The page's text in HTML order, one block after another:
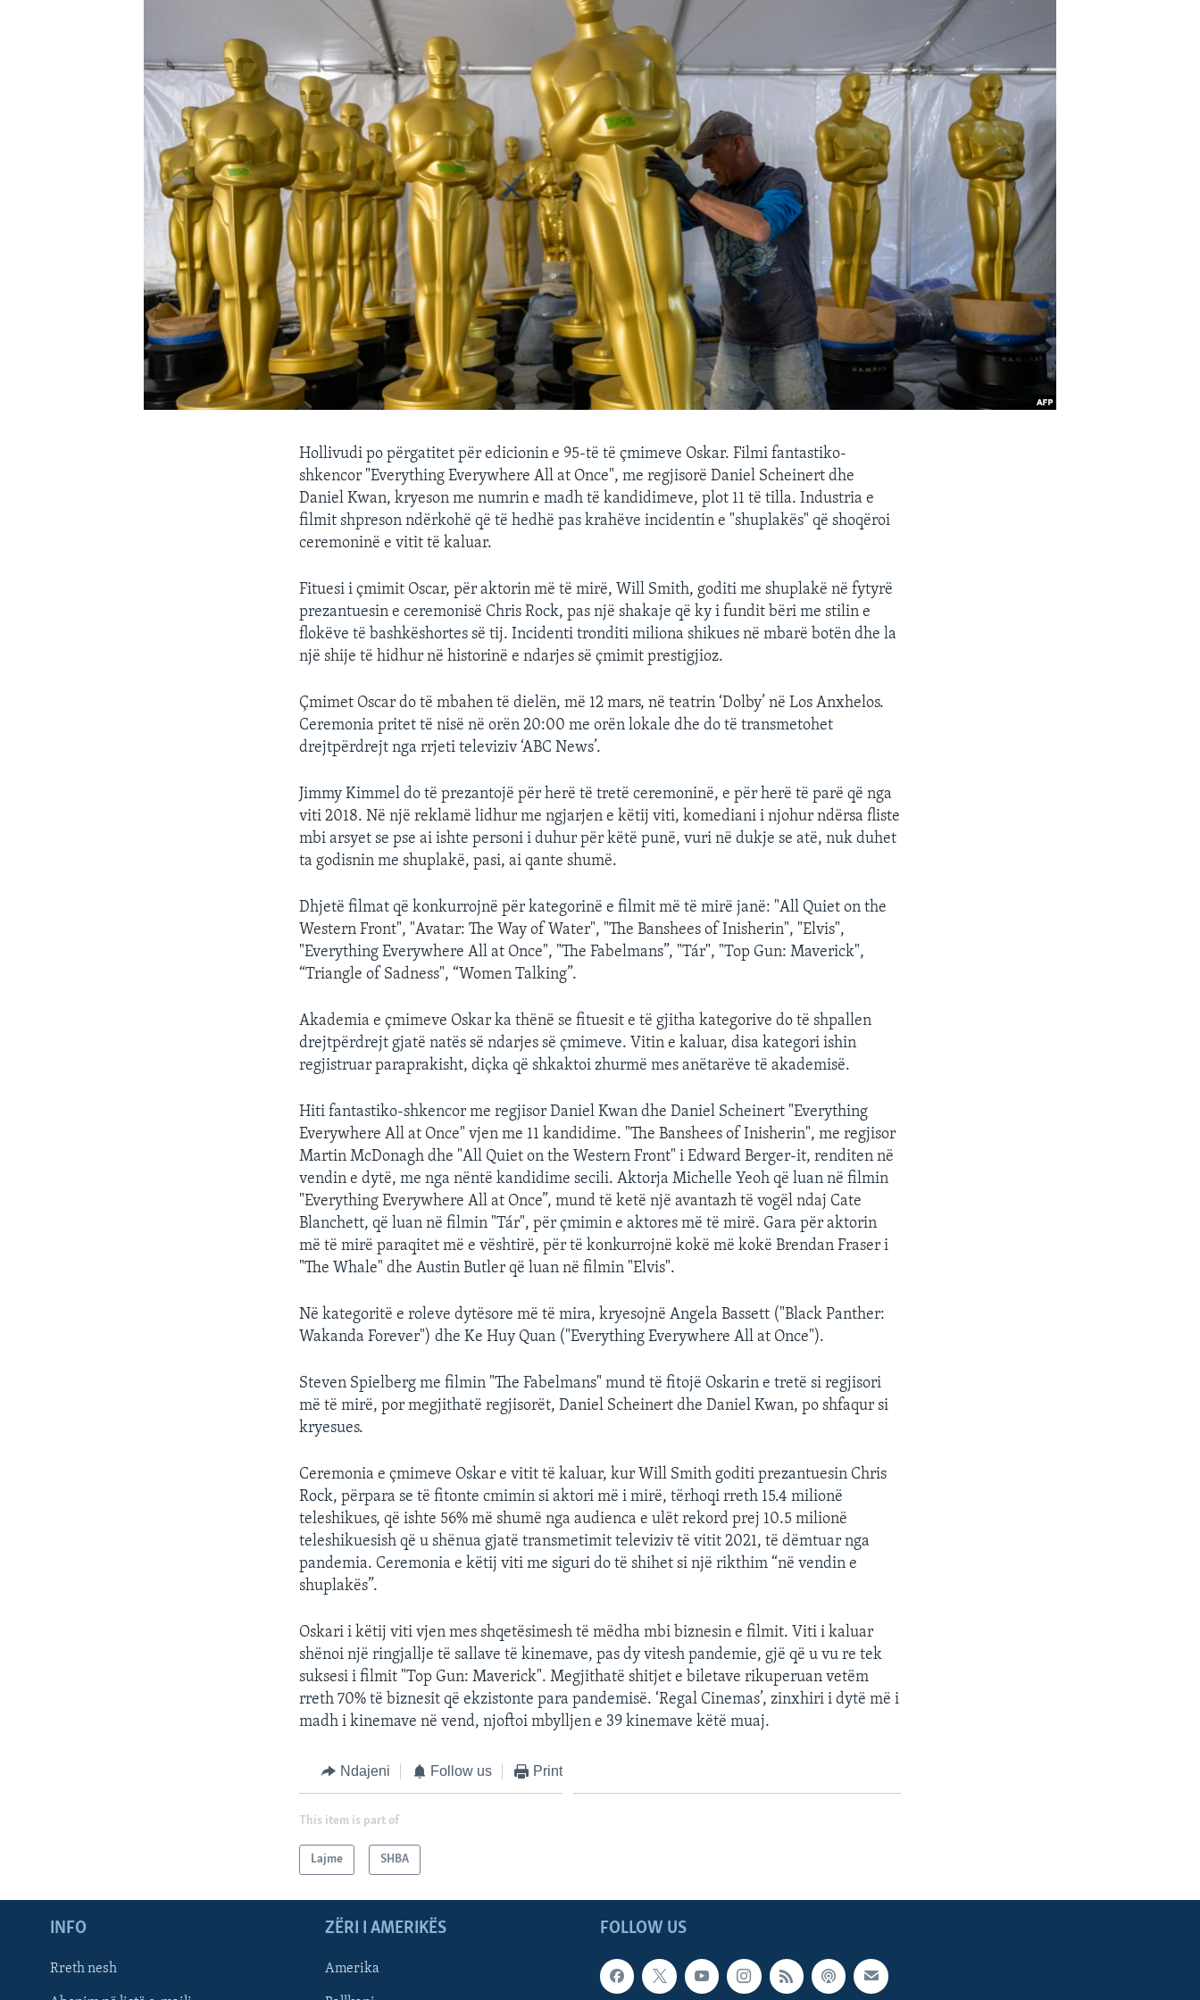
Hollivudi po përgatitet për edicionin e 95-të të çmimeve Oskar. Filmi fantastiko-
shkencor "Everything Everywhere All at Once", me regjisorë Daniel Scheinert dhe
Daniel Kwan, kryeson me numrin e madh të kandidimeve, plot 11 të tilla. Industria e
filmit shpreson ndërkohë që të hedhë pas krahëve incidentin e "shuplakës" që shoqëroi
ceremoninë e vitit të kaluar.
Fituesi i çmimit Oscar, për aktorin më të mirë, Will Smith, goditi me shuplakë në fytyrë
prezantuesin e ceremonisë Chris Rock, pas një shakaje që ky i fundit bëri me stilin e
flokëve të bashkëshortes së tij. Incidenti tronditi miliona shikues në mbarë botën dhe la
një shije të hidhur në historinë e ndarjes së çmimit prestigjioz.
Çmimet Oscar do të mbahen të dielën, më 12 mars, në teatrin ‘Dolby’ në Los Anxhelos.
Ceremonia pritet të nisë në orën 20:00 me orën lokale dhe do të transmetohet
drejtpërdrejt nga rrjeti televiziv ‘ABC News’.
Jimmy Kimmel do të prezantojë për herë të tretë ceremoninë, e për herë të parë që nga
viti 2018. Në një reklamë lidhur me ngjarjen e këtij viti, komediani i njohur ndërsa fliste
mbi arsyet se pse ai ishte personi i duhur për këtë punë, vuri në dukje se atë, nuk duhet
ta godisnin me shuplakë, pasi, ai qante shumë.
Dhjetë filmat që konkurrojnë për kategorinë e filmit më të mirë janë: "All Quiet on the
Western Front", "Avatar: The Way of Water", "The Banshees of Inisherin", "Elvis",
"Everything Everywhere All at Once", "The Fabelmans”, "Tár", "Top Gun: Maverick",
“Triangle of Sadness", “Women Talking”.
Akademia e çmimeve Oskar ka thënë se fituesit e të gjitha kategorive do të shpallen
drejtpërdrejt gjatë natës së ndarjes së çmimeve. Vitin e kaluar, disa kategori ishin
regjistruar paraprakisht, diçka që shkaktoi zhurmë mes anëtarëve të akademisë.
Hiti fantastiko-shkencor me regjisor Daniel Kwan dhe Daniel Scheinert "Everything
Everywhere All at Once" vjen me 11 kandidime. "The Banshees of Inisherin", me regjisor
Martin McDonagh dhe "All Quiet on the Western Front" i Edward Berger-it, renditen në
vendin e dytë, me nga nëntë kandidime secili. Aktorja Michelle Yeoh që luan në filmin
"Everything Everywhere All at Once”, mund të ketë një avantazh të vogël ndaj Cate
Blanchett, që luan në filmin "Tár", për çmimin e aktores më të mirë. Gara për aktorin
më të mirë paraqitet më e vështirë, për të konkurrojnë kokë më kokë Brendan Fraser i
"The Whale" dhe Austin Butler që luan në filmin "Elvis".
Në kategoritë e roleve dytësore më të mira, kryesojnë Angela Bassett ("Black Panther:
Wakanda Forever") dhe Ke Huy Quan ("Everything Everywhere All at Once").
Steven Spielberg me filmin "The Fabelmans" mund të fitojë Oskarin e tretë si regjisori
më të mirë, por megjithatë regjisorët, Daniel Scheinert dhe Daniel Kwan, po shfaqur si
kryesues.
Ceremonia e çmimeve Oskar e vitit të kaluar, kur Will Smith goditi prezantuesin Chris
Rock, përpara se të fitonte cmimin si aktori më i mirë, tërhoqi rreth 15.4 milionë
teleshikues, që ishte 56% më shumë nga audienca e ulët rekord prej 10.5 milionë
teleshikuesish që u shënua gjatë transmetimit televiziv të vitit 2021, të dëmtuar nga
pandemia. Ceremonia e këtij viti me siguri do të shihet si një rikthim “në vendin e
shuplakës”.
Oskari i këtij viti vjen mes shqetësimesh të mëdha mbi biznesin e filmit. Viti i kaluar
shënoi një ringjallje të sallave të kinemave, pas dy vitesh pandemie, gjë që u vu re tek
suksesi i filmit "Top Gun: Maverick". Megjithatë shitjet e biletave rikuperuan vetëm
rreth 70% të biznesit që ekzistonte para pandemisë. ‘Regal Cinemas’, zinxhiri i dytë më i
madh i kinemave në vend, njoftoi mbylljen e 39 kinemave këtë muaj.
Ndajeni Follow us Print
This item is part of
Lajme SHBA
FOLLOW US
INFO
Rreth nesh
ZËRI I AMERIKËS
Amerika